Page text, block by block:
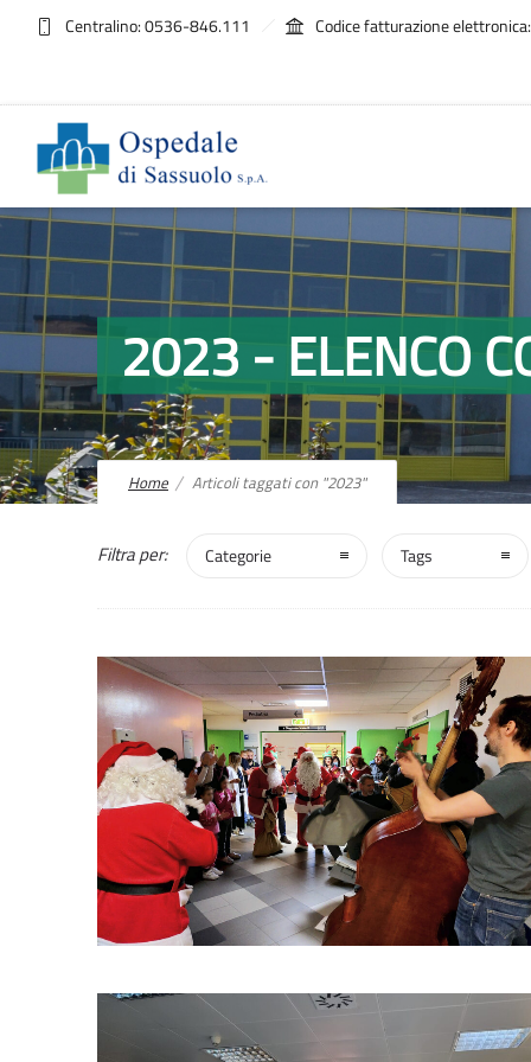
Centralino: 0536-846.111 Codice fatturazione
2023 - ELENCO
Home Articoli taggati con "2023"
Filtra per: Categorie Tags